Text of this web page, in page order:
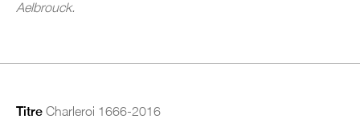
Aelbrouck.
Titre Charleroi 1666-2016